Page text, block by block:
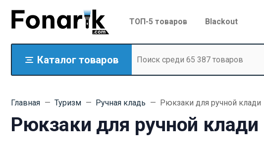
ТОП-5 товаров Blackout
Каталог товаров
Главная Туризм Ручная кладь Рюкзаки для ручной клади
Рюкзаки для ручной клади